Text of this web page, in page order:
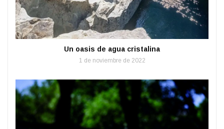
Un oasis de agua cristalina
1 de noviembre de 2022